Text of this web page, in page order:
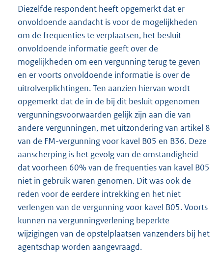
Diezelfde respondent heeft opgemerkt dat er
onvoldoende aandacht is voor de mogelijkheden
om de frequenties te verplaatsen, het besluit
onvoldoende informatie geeft over de
mogelijkheden om een vergunning terug te geven
en er voorts onvoldoende informatie is over de
uitrolverplichtingen. Ten aanzien hiervan wordt
opgemerkt dat de in de bij dit besluit opgenomen
vergunningsvoorwaarden gelijk zijn aan die van
andere vergunningen, met uitzondering van artikel 8
van de FM-vergunning voor kavel B05 en B36. Deze
aanscherping is het gevolg van de omstandigheid
dat voorheen 60% van de frequenties van kavel B05
niet in gebruik waren genomen. Dit was ook de
reden voor de eerdere intrekking en het niet
verlengen van de vergunning voor kavel B05. Voorts
kunnen na vergunningverlening beperkte
wijzigingen van de opstelplaatsen vanzenders bij het
agentschap worden aangevraagd.